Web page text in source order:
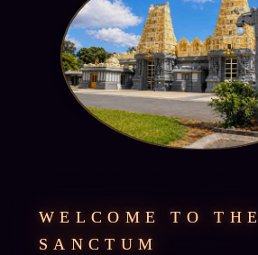
WELCOME TO THE
SANCTUM